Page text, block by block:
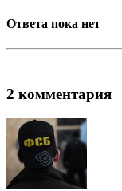
Ответа пока нет
2 комментария